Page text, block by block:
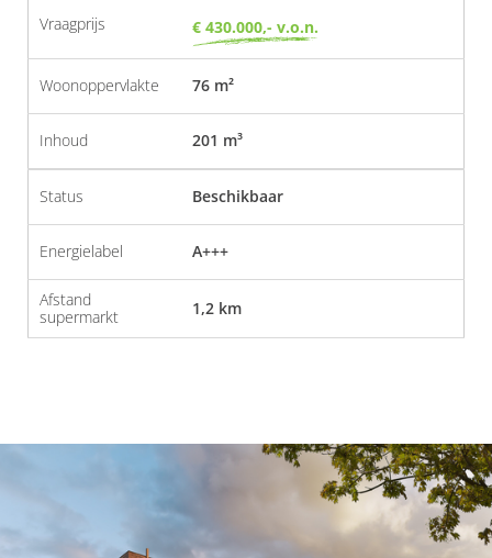
Vraagprijs € 430.000,- v.o.n.
Woonoppervlakte 76 m²
Inhoud 201 m³
Status Beschikbaar
Energielabel A+++
Afstand
supermarkt
1,2 km